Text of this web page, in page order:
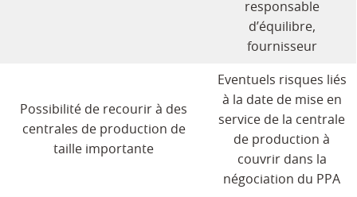
responsable
d’équilibre,
fournisseur
Possibilité de recourir à des
centrales de production de
taille importante
Eventuels risques liés
à la date de mise en
service de la centrale
de production à
couvrir dans la
négociation du PPA